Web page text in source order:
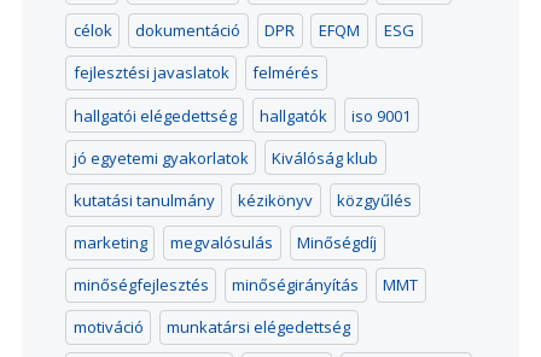
célok
dokumentáció DPR EFQM
ESG
fejlesztési javaslatok
felmérés
hallgatói elégedettség
hallgatók
iso 9001
jó egyetemi gyakorlatok
Kiválóság klub
kutatási tanulmány
kézikönyv
közgyűlés
marketing
megvalósulás
Minőségdíj
minőségfejlesztés
minőségirányítás
MMT
motiváció
munkatársi elégedettség